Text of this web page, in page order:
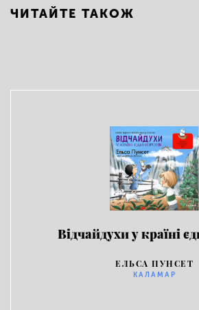
ЧИТАЙТЕ ТАКОЖ
Відчайдухи у країні
ЕЛЬСА ПУНСЕТ
КАЛАМАР